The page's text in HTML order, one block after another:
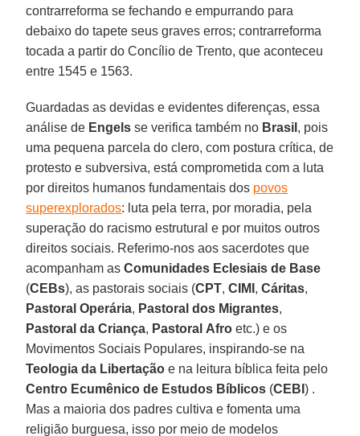
contrarreforma se fechando e empurrando para
debaixo do tapete seus graves erros; contrarreforma
tocada a partir do Concílio de Trento, que aconteceu
entre 1545 e 1563.
Guardadas as devidas e evidentes diferenças, essa
análise de Engels se verifica também no Brasil , pois
uma pequena parcela do clero, com postura crítica, de
protesto e subversiva, está comprometida com a luta
por direitos humanos fundamentais dos povos
superexplorados: luta pela terra, por moradia, pela
superação do racismo estrutural e por muitos outros
direitos sociais. Referimo-nos aos sacerdotes que
acompanham asComunidades Eclesiais de Base
(CEBs), as pastorais sociais (CPT,CIMI ,Cáritas,
Pastoral Operária, Pastoral dos Migrantes,
Pastoral da Criança, Pastoral Afro etc.) e os
Movimentos Sociais Populares, inspirando-se na
Teologia da Libertação e na leitura bíblica feita pelo
Centro Ecumênico de Estudos Bíblicos (CEBI) .
Mas a maioria dos padres cultiva e fomenta uma
religião burguesa, isso por meio de modelos